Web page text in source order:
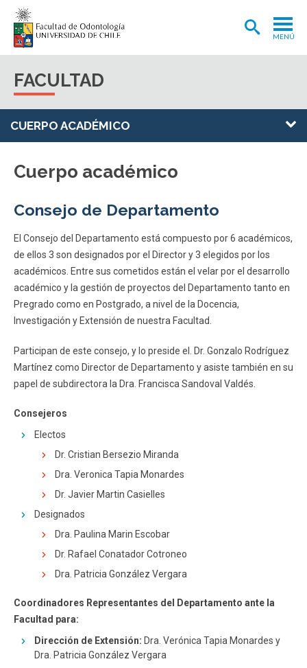
MENÚ
POSTGRADOS Y POSTÍTULOS
EXTENSIÓN
INTERNACIONAL
CLÍNICA ODONTOLÓGICA
BIBLIOTECA
FACULTAD
ESTUDIANTES ACADÉMICOS
FACULTAD
CUERPO ACADÉMICO
Cuerpo académico
Consejo de Departamento
El Consejo del Departamento está compuesto por 6 académicos,
de ellos 3 son designados por el Director y 3 elegidos por los
académicos. Entre sus cometidos están el velar por el desarrollo
académico y la gestión de proyectos del Departamento tanto en
Pregrado como en Postgrado, a nivel de la Docencia,
Investigación y Extensión de nuestra Facultad.
Participan de este consejo, y lo preside el. Dr. Gonzalo Rodríguez
Martínez como Director de Departamento y asiste también en su
papel de subdirectora la Dra. Francisca Sandoval Valdés.
Consejeros
Electos
Dr. Cristian Bersezio Miranda
Dra. Veronica Tapia Monardes
Dr. Javier Martin Casielles
Designados
Dra. Paulina Marin Escobar
Dr. Rafael Conatador Cotroneo
Dra. Patricia González Vergara
Coordinadores Representantes del Departamento ante la
Facultad para:
Dirección de Extensión: Dra. Verónica Tapia Monardes y
Dra. Patricia González Vergara